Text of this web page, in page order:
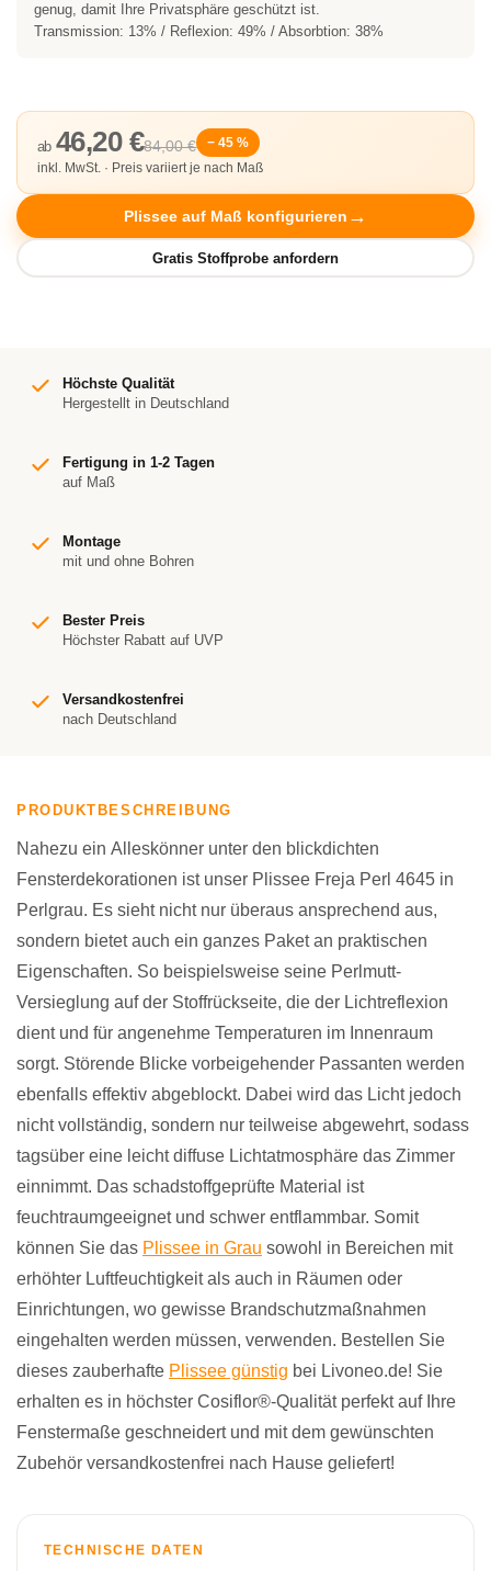
genug, damit Ihre Privatsphäre geschützt ist.
Transmission: 13% / Reflexion: 49% / Absorbtion: 38%
84,00 €
ab 46,20 €
− 45 %
inkl. MwSt. · Preis variiert je nach Maß
Plissee auf Maß konfigurieren
Höchste Qualität
Hergestellt in Deutschland
Fertigung in 1-2 Tagen
auf Maß
Montage
mit und ohne Bohren
Bester Preis
Höchster Rabatt auf UVP
Versandkostenfrei
nach Deutschland
PRODUKTBESCHREIBUNG
Nahezu ein Alleskönner unter den blickdichten
Fensterdekorationen ist unser Plissee Freja Perl 4645 in
Perlgrau. Es sieht nicht nur überaus ansprechend aus,
sondern bietet auch ein ganzes Paket an praktischen
Eigenschaften. So beispielsweise seine Perlmutt-
Versieglung auf der Stoffrückseite, die der Lichtreflexion
dient und für angenehme Temperaturen im Innenraum
sorgt. Störende Blicke vorbeigehender Passanten werden
ebenfalls effektiv abgeblockt. Dabei wird das Licht jedoch
nicht vollständig, sondern nur teilweise abgewehrt, sodass
tagsüber eine leicht diffuse Lichtatmosphäre das Zimmer
einnimmt. Das schadstoffgeprüfte Material ist
feuchtraumgeeignet und schwer entflammbar. Somit
können Sie das Plissee in Grau sowohl in Bereichen mit
erhöhter Luftfeuchtigkeit als auch in Räumen oder
Einrichtungen, wo gewisse Brandschutzmaßnahmen
eingehalten werden müssen, verwenden. Bestellen Sie
dieses zauberhafte Plissee günstig bei Livoneo.de! Sie
erhalten es in höchster Cosiflor®-Qualität perfekt auf Ihre
Fenstermaße geschneidert und mit dem gewünschten
Zubehör versandkostenfrei nach Hause geliefert!
TECHNISCHE DATEN